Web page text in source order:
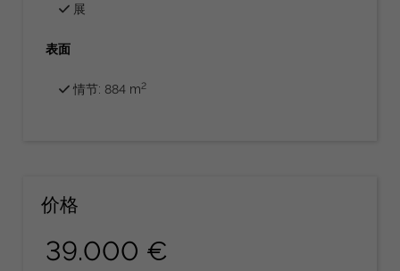
展
表面
情节: 884 m2
价格
39.000 €